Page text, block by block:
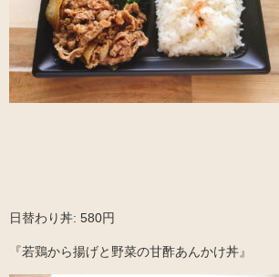
日替わり丼: 580円
『若鶏から揚げと野菜の甘酢あんかけ丼』